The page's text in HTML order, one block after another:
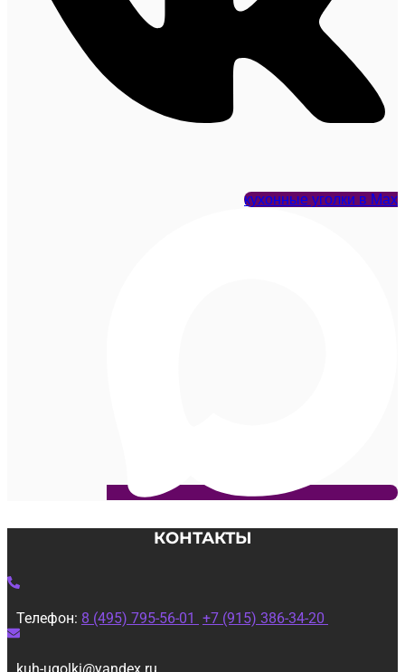
кухонные уголки в Max
КОНТАКТЫ
Телефон: 8 (495) 795-56-01 +7 (915) 386-34-20
kuh-ugolki@yandex.ru